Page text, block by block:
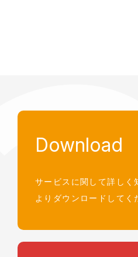
Download
サービスに関して詳しく
よりダウンロードしてく